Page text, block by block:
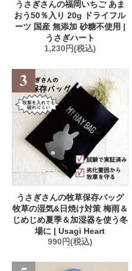
うさぎさんの福岡いちご あま
おう50％入り 20g ドライフル
ーツ 国産 無添加 砂糖不使用 |
うさぎハート
1,230円(税込)
うさぎさんの牧草保存バッグ
牧草の湿気&日焼け対策 梅雨＆
じめじめ夏季＆加湿器を使う冬
場に | Usagi Heart
990円(税込)